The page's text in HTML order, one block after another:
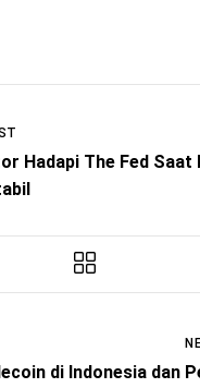
Hadapi The Fed Saat
di Indonesia dan